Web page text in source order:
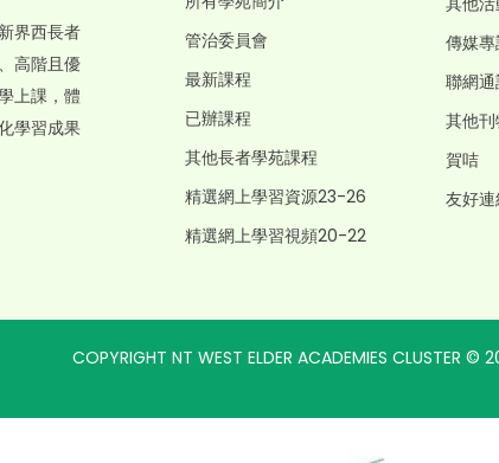
界西長者
高階且優
上課，體
學習成果
管治委員會
最新課程
已辦課程
其他長者學苑課程
精選網上學習資源23-26
精選網上學習視頻20-22
傳媒
聯網
其他刊
賀咭
友好
COPYRIGHT NT WEST ELDER ACADEMIES CLUSTER ©